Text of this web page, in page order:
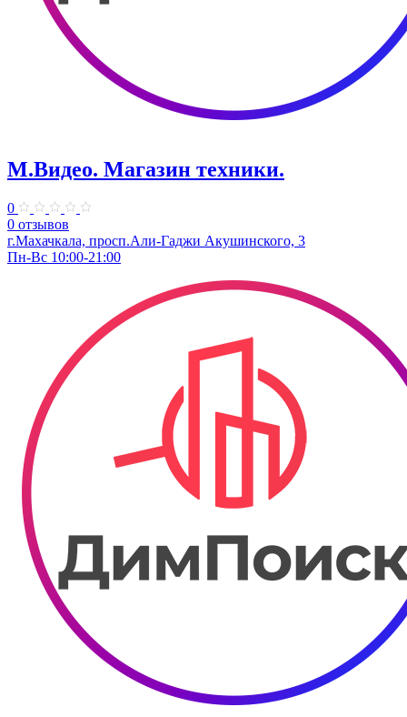
М.Видео. Магазин техники.
0
0 отзывов
г.Махачкала, просп.Али-Гаджи Акушинского, 3
Пн-Вс 10:00-21:00